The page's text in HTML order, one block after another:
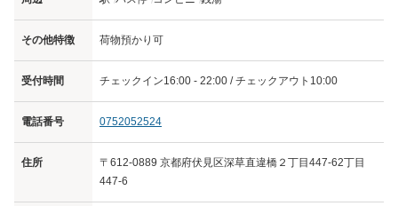
その他特徴 荷物預かり可
受付時間 チェックイン16:00 - 22:00 / チェックアウト10:00
電話番号 0752052524
住所
〒612-0889 京都府伏見区深草直違橋２丁目447-62丁目
447-6